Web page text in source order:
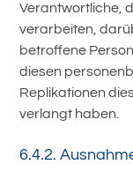
Verantwortliche,
verarbeiten,
betroffene
diesen
Replikationen
verlangt haben.
6.4.2.